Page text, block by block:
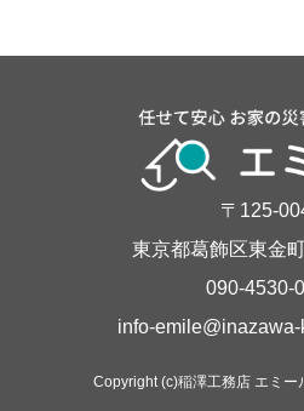
〒125-
東京都葛飾区東金
090-4530-
info-
Copyright (c)稲澤工務店 エミ